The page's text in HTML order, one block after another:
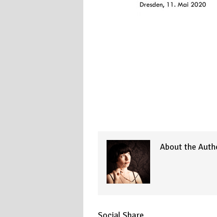
About the